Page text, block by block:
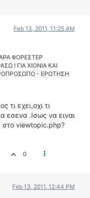
Feb 13, 2011, 11:25 AM
ΦΟΡΕΣΤΕΡ
! ΓΙΑ ΧΙΟΝΙΑ ΚΑΙ
- ΕΡΩΤΗΣΗ
τι εχει,οχι τι
εσενα .Ισως να ειναι
στο viewtopic.php?
0
Feb 13, 2011, 12:44 PM